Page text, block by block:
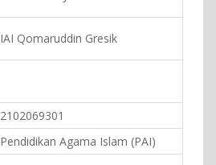
IAI Qomaruddin Gresik
2102069301
Pendidikan Agama Islam (PAI)